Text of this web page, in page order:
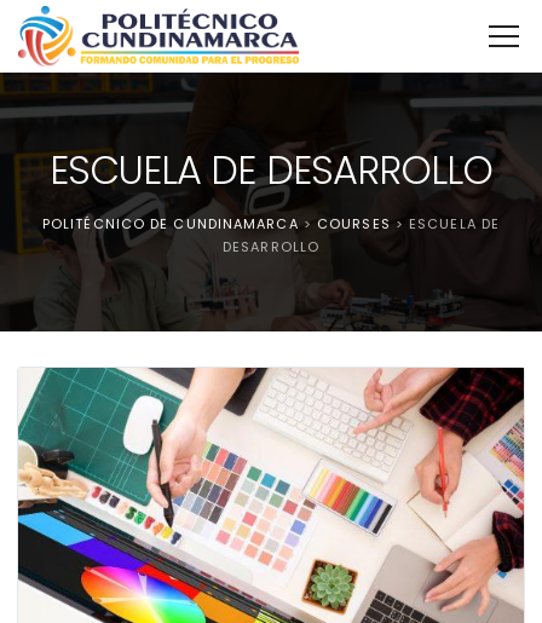
ESCUELA DE DESARROLLO
POLITÉCNICO DE CUNDINAMARCA > COURSES >ESCUELA DE
DESARROLLO